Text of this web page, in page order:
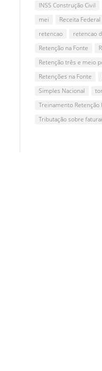
INSS Construção Civil
mei
Receita Federal
retencao
retencao
Retenção na Fonte
Retenção três e meio
Retenções na Fonte
Simples Nacional
Treinamento Retenção
Tributação sobre